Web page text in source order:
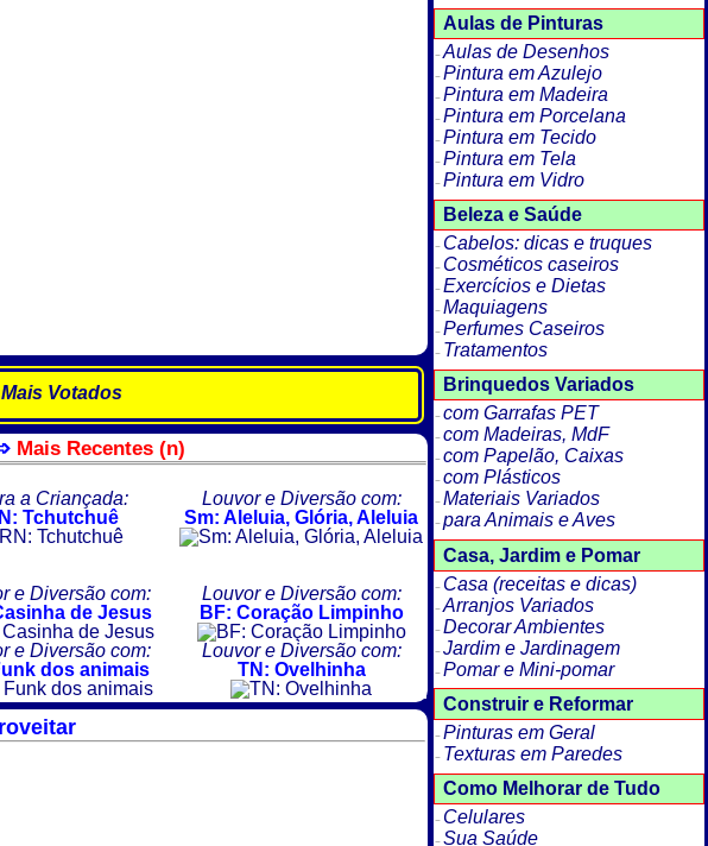
Mais Votados
Mais Recentes (n)
a Criançada:
Tchutchuê
Louvor e Diversão com:
Sm: Aleluia, Glória, Aleluia
e Diversão com:
de Jesus
Louvor e Diversão com:
BF: Coração Limpinho
e Diversão com:
dos animais
Louvor e Diversão com:
TN: Ovelhinha
Aulas de Pinturas
Aulas de Desenhos
Pintura em Azulejo
Pintura em Madeira
Pintura em Porcelana
Pintura em Tecido
Pintura em Tela
Pintura em Vidro
Beleza e Saúde
Cabelos: dicas e truques
Cosméticos caseiros
Exercícios e Dietas
Maquiagens
Perfumes Caseiros
Tratamentos
Brinquedos Variados
com Garrafas PET
com Madeiras, MdF
com Papelão, Caixas
com Plásticos
Materiais Variados
para Animais e Aves
Casa, Jardim e Pomar
Casa (receitas e dicas)
Arranjos Variados
Decorar Ambientes
Jardim e Jardinagem
Pomar e Mini-pomar
Construir e Reformar
Pinturas em Geral
Texturas em Paredes
Como Melhorar de Tudo
Celulares
Sua Saúde